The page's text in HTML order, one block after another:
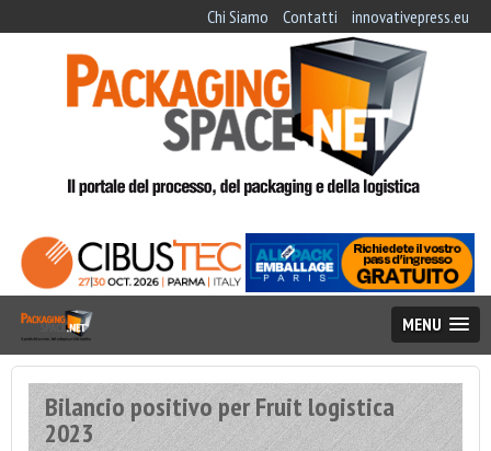
Chi Siamo Contatti innovativepress.eu
MENU
Bilancio positivo per Fruit logistica
2023